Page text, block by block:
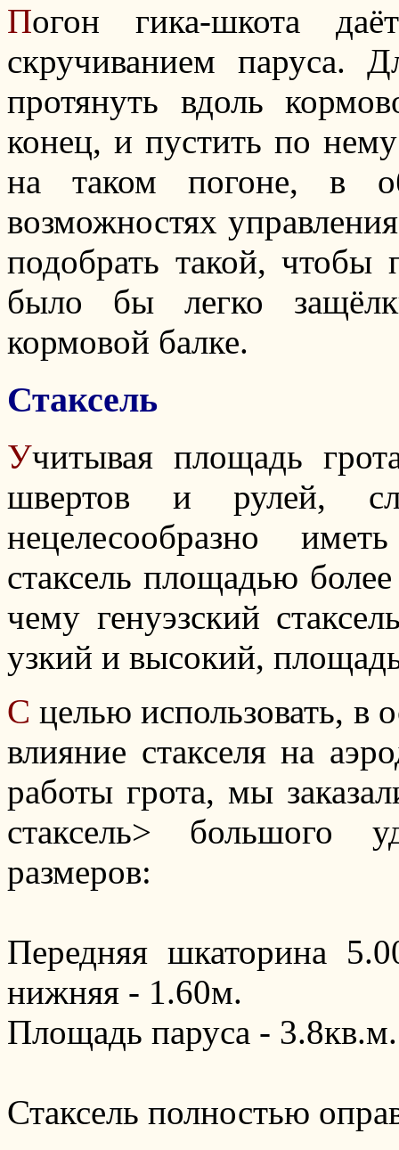
Погон гика-шкота
скручиванием паруса.
протянуть вдоль
конец, и пустить по
на таком погоне, в
возможностях
подобрать такой,
было бы легко
кормовой балке.
Стаксель
Учитывая площадь
швертов и рулей,
нецелесообразно
стаксель площадью
чему генуэзский
узкий и высокий,
С целью использовать, в
влияние стакселя на
работы грота, мы
стаксель> большого
размеров:
Передняя шкаторина
нижняя - 1.60м.
Площадь паруса - 3.8кв.м.
Стаксель полностью